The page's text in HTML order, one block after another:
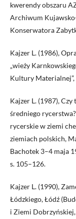
kwerendy obszaru
Archiwum
Konserwatora
Kajzer L. (1986),
„wieży
Kultury Materialnej”,
Kajzer L. (1987),
średniego
rycerskie w ziemi
ziemiach polskich,
Bachotek 3–4 maja
s. 105–126.
Kajzer L. (1990),
Łódzkiego, Łódź
i Ziemi Dobrzyńskiej,